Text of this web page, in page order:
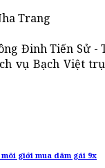
Trang
Đinh Tiến Sử -
vụ Bạch Việt
giới mua dâm gái 9x